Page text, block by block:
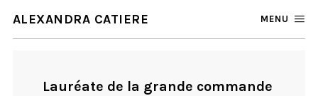
ALEXANDRA CATIERE MENU
Lauréate de la grande commande